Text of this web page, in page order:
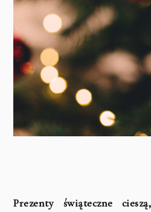
Prezenty świąteczne